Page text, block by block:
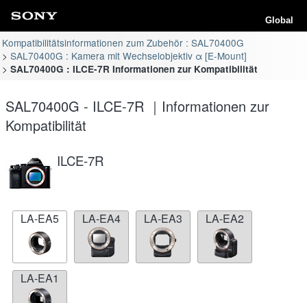
Global
Kompatibilitätsinformationen zum Zubehör : SAL70400G
SAL70400G : Kamera mit Wechselobjektiv α [E-Mount]
SAL70400G : ILCE-7R Informationen zur Kompatibilität
SAL70400G - ILCE-7R ｜Informationen zur
Kompatibilität
ILCE-7R
LA-EA5 LA-EA4 LA-EA3 LA-EA2
LA-EA1